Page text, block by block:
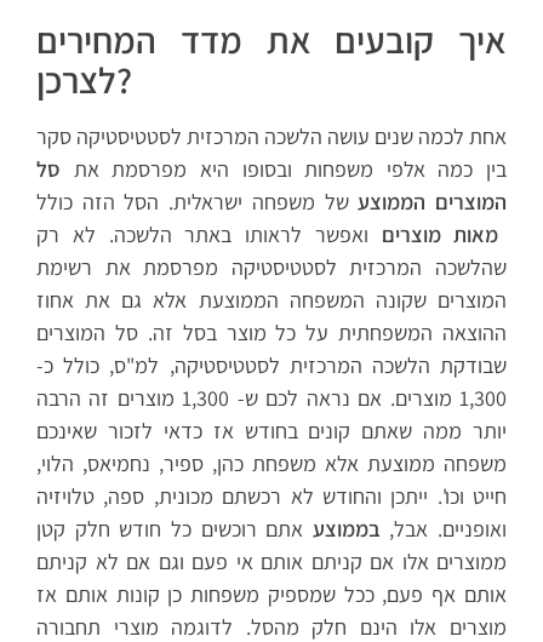
איך קובעים את מדד המחירים
לצרכן?
אחת לכמה שנים עושה הלשכה המרכזית לסטטיסטיקה סקר
בין כמה אלפי משפחות ובסופו היא מפרסמת את סל
המוצרים הממוצעשל משפחה ישראלית. הסל הזה כולל
מאות מוצרים ואפשר לראותו באתר הלשכה. לא רק
שהלשכה המרכזית לסטטיסטיקה מפרסמת את רשימת
המוצרים שקונה המשפחה הממוצעת אלא גם את אחוז
ההוצאה המשפחתית על כל מוצר בסל זה. סל המוצרים
שבודקת הלשכה המרכזית לסטטיסטיקה, למ"ס, כולל כ-
1,300 מוצרים. אם נראה לכם ש- 1,300 מוצרים זה הרבה
יותר ממה שאתם קונים בחודש אז כדאי לזכור שאינכם
משפחה ממוצעת אלא משפחת כהן, ספיר, נחמיאס, הלוי,
חייט וכו'. ייתכן והחודש לא רכשתם מכונית, ספה, טלויזיה
ואופניים. אבל, בממוצע אתם רוכשים כל חודש חלק קטן
ממוצרים אלו אם קניתם אותם אי פעם וגם אם לא קניתם
אותם אף פעם, ככל שמספיק משפחות כן קונות אותם אז
מוצרים אלו הינם חלק מהסל. לדוגמה מוצרי תחבורה